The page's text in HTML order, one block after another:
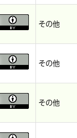
その他
その他
その他